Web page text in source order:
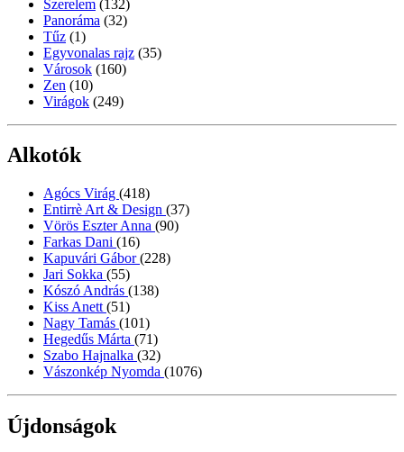
Szerelem (132)
Panoráma (32)
Tűz (1)
Egyvonalas rajz (35)
Városok (160)
Zen (10)
Virágok (249)
Alkotók
Agócs Virág (418)
Entirrè Art & Design (37)
Vörös Eszter Anna (90)
Farkas Dani (16)
Kapuvári Gábor(228)
Jari Sokka (55)
Kószó András (138)
Kiss Anett (51)
Nagy Tamás (101)
Hegedűs Márta (71)
Szabo Hajnalka (32)
Vászonkép Nyomda (1076)
Újdonságok